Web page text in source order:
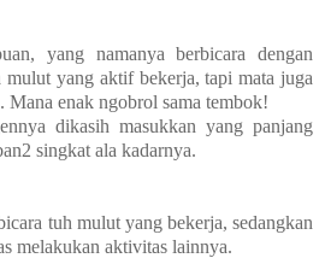
yang namanya berbicara dengan
mulut yang aktif bekerja, tapi mata juga
Mana enak ngobrol sama tembok!
dikasih masukkan yang panjang
singkat ala kadarnya.
tuh mulut yang bekerja, sedangkan
melakukan aktivitas lainnya.